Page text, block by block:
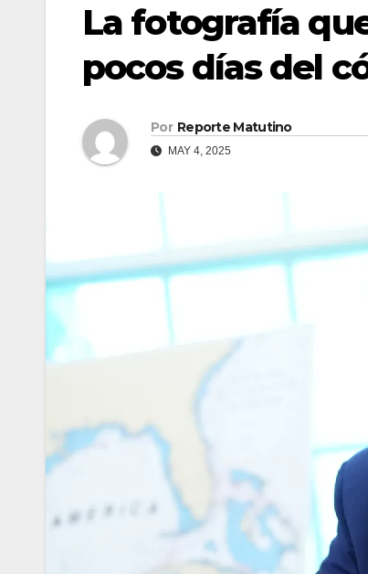
La fotografía
pocos días del
Por Reporte Matutino
MAY 4, 2025